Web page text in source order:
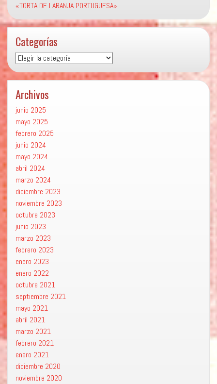
«TORTA DE LARANJA PORTUGUESA»
Categorías
Categorías
Archivos
junio 2025
mayo 2025
febrero 2025
junio 2024
mayo 2024
abril 2024
marzo 2024
diciembre 2023
noviembre 2023
octubre 2023
junio 2023
marzo 2023
febrero 2023
enero 2023
enero 2022
octubre 2021
septiembre 2021
mayo 2021
abril 2021
marzo 2021
febrero 2021
enero 2021
diciembre 2020
noviembre 2020